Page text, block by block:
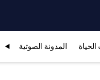
المدونة الصوتية